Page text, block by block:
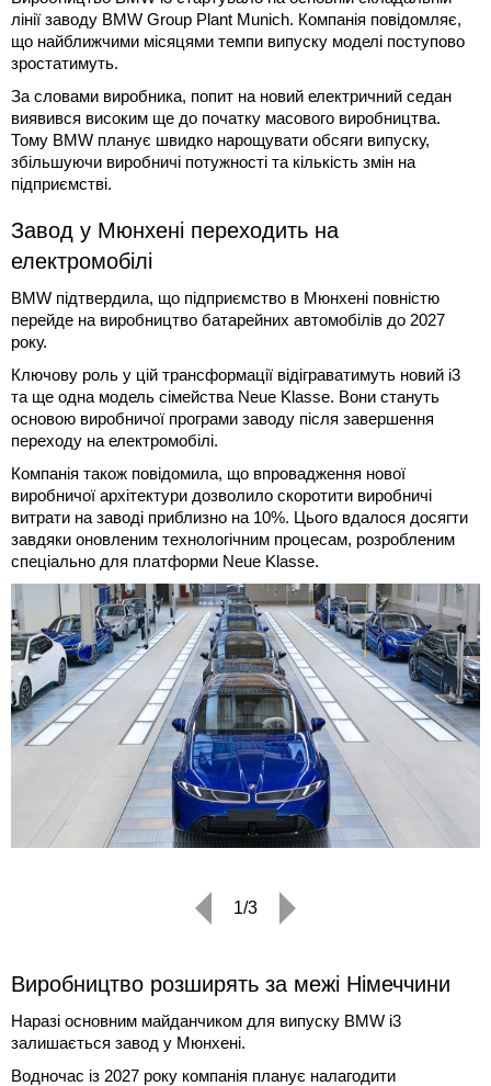
лінії заводу BMW Group Plant Munich. Компанія повідомляє,
що найближчими місяцями темпи випуску моделі поступово
зростатимуть.
За словами виробника, попит на новий електричний седан
виявився високим ще до початку масового виробництва.
Тому BMW планує швидко нарощувати обсяги випуску,
збільшуючи виробничі потужності та кількість змін на
підприємстві.
Завод у Мюнхені переходить на
електромобілі
BMW підтвердила, що підприємство в Мюнхені повністю
перейде на виробництво батарейних автомобілів до 2027
року.
Ключову роль у цій трансформації відіграватимуть новий i3
та ще одна модель сімейства Neue Klasse. Вони стануть
основою виробничої програми заводу після завершення
переходу на електромобілі.
Компанія також повідомила, що впровадження нової
виробничої архітектури дозволило скоротити виробничі
витрати на заводі приблизно на 10%. Цього вдалося досягти
завдяки оновленим технологічним процесам, розробленим
спеціально для платформи Neue Klasse.
1/3
Виробництво розширять за межі Німеччини
Наразі основним майданчиком для випуску BMW i3
залишається завод у Мюнхені.
Водночас із 2027 року компанія планує налагодити